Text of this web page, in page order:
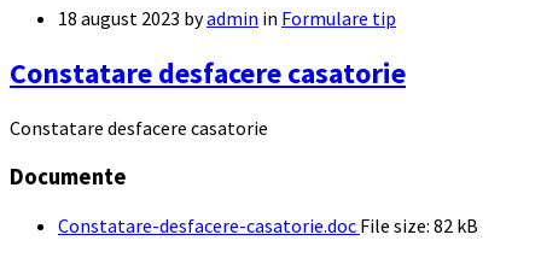
18 august 2023 byadmin in Formulare tip
Constatare desfacere casatorie
Constatare desfacere casatorie
Documente
Constatare-desfacere-casatorie.doc File size: 82 kB